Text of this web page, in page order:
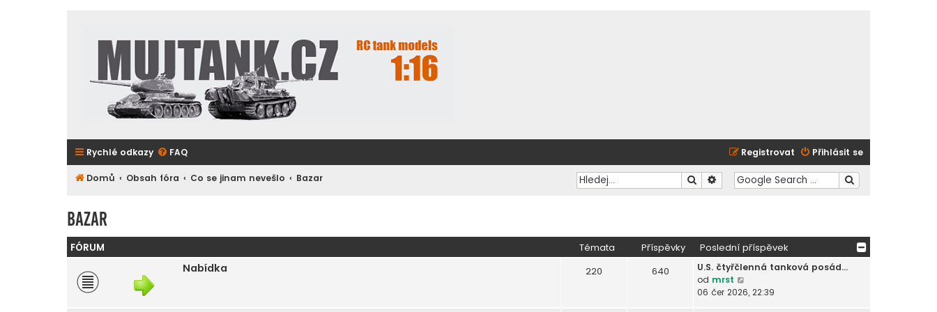
Rychlé odkazy FAQ Přihlásit se
Registrovat
Domů Obsah fóra Co se jinam nevešlo Bazar Hledat Pokročilé hledání
Bazar
FÓRUM Témata Příspěvky Poslední příspěvek
Nabídka 220 640
U.S. čtyřčlenná tanková posád…
od mrst
o
06 čer 2026, 22:39